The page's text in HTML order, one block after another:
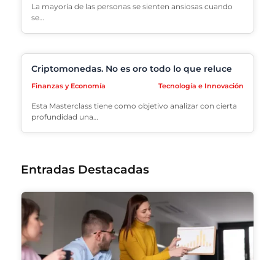
La mayoría de las personas se sienten ansiosas cuando
se…
Criptomonedas. No es oro todo lo que reluce
Finanzas y Economía Tecnología e Innovación
Esta Masterclass tiene como objetivo analizar con cierta
profundidad una…
Entradas Destacadas